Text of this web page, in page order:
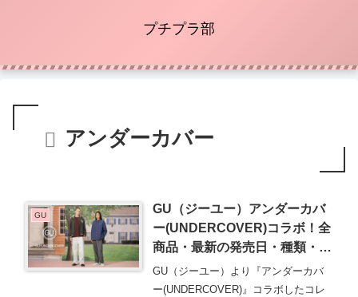
プチプラ部
アンダーカバー
GU
GU（ジーユー）アンダーカバ
ー(UNDERCOVER)コラボ！全
商品・最新の発売日・種類・再
販まとめ！オンラインの発売時
間は？2026年春夏が新発売！
GU（ジーユー）より『アンダーカバ
ー(UNDERCOVER)』コラボしたコレ